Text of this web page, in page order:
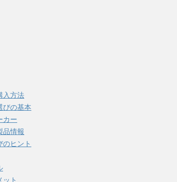
入方法
びの基本
カー
品情報
のヒント
ット